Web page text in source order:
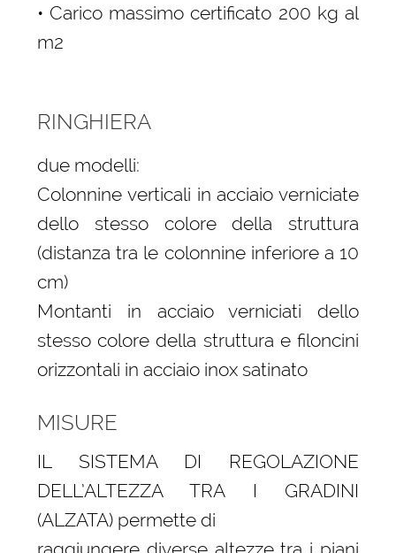
• Carico massimo certificato 200 kg al
m2
RINGHIERA
due modelli:
Colonnine verticali in acciaio verniciate
dello stesso colore della struttura
(distanza tra le colonnine inferiore a 10
cm)
Montanti in acciaio verniciati dello
stesso colore della struttura e filoncini
orizzontali in acciaio inox satinato
MISURE
IL SISTEMA DI REGOLAZIONE
DELL’ALTEZZA TRA I GRADINI
(ALZATA) permette di